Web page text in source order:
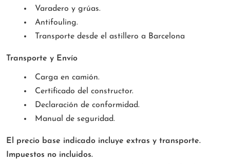
Varadero y grúas.
Antifouling.
Transporte desde el astillero a Barcelona
Transporte y Envío
Carga en camión.
Certificado del constructor.
Declaración de conformidad.
Manual de seguridad.
El precio base indicado incluye extras y transporte.
Impuestos no incluidos.